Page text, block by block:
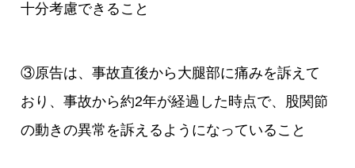
十分考慮できること
③原告は、事故直後から大腿部に痛みを訴えて
おり、事故から約2年が経過した時点で、股関節
の動きの異常を訴えるようになっていること